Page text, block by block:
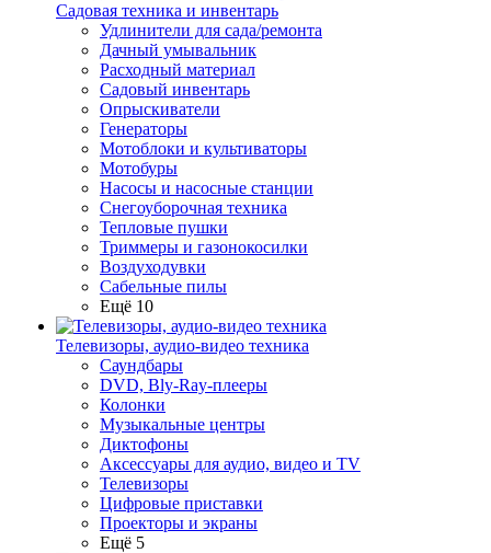
Садовая техника и инвентарь
Удлинители для сада/ремонта
Дачный умывальник
Расходный материал
Садовый инвентарь
Опрыскиватели
Генераторы
Мотоблоки и культиваторы
Мотобуры
Насосы и насосные станции
Снегоуборочная техника
Тепловые пушки
Триммеры и газонокосилки
Воздуходувки
Сабельные пилы
Ещё 10
Телевизоры, аудио-видео техника
Саундбары
DVD, Bly-Ray-плееры
Колонки
Музыкальные центры
Диктофоны
Аксессуары для аудио, видео и TV
Телевизоры
Цифровые приставки
Проекторы и экраны
Ещё 5